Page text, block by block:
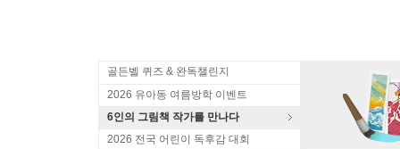
골든벨 퀴즈 & 완독챌린지
2026 유아동 여름방학 이벤트
6인의 그림책 작가를 만나다
2026 전국 어린이 독후감 대회